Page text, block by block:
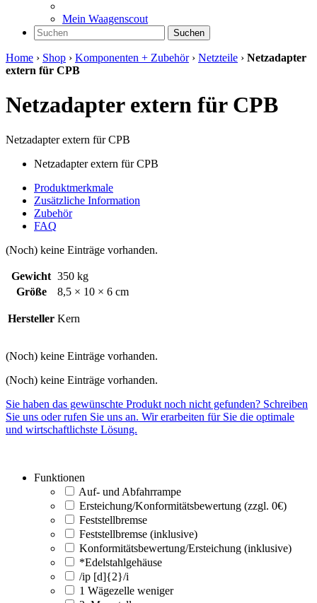
Mein Waagenscout
Suchen
Home › Shop › Komponenten + Zubehör› Netzteile › Netzadapter
extern für CPB
Netzadapter extern für CPB
Netzadapter extern für CPB
Netzadapter extern für CPB
Produktmerkmale
Zusätzliche Information
Zubehör
FAQ
(Noch) keine Einträge vorhanden.
Gewicht 350 kg
Größe
8,5 × 10 × 6 cm
Hersteller Kern
(Noch) keine Einträge vorhanden.
(Noch) keine Einträge vorhanden.
Sie haben das gewünschte Produkt noch nicht gefunden? Schreiben
Sie uns oder rufen Sie uns an. Wir erarbeiten für Sie die optimale
und wirtschaftlichste Lösung.
Funktionen
Auf- und Abfahrrampe
Ersteichung/Konformitätsbewertung (zzgl. 0€)
Feststellbremse
Feststellbremse (inklusive)
Konformitätsbewertung/Ersteichung (inklusive)
*Edelstahlgehäuse
/ip [d]{2}/i
1 Wägezelle weniger